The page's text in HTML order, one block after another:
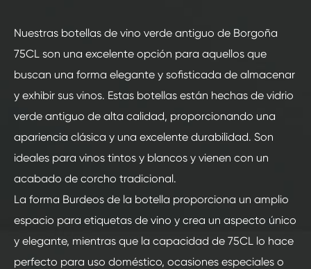
Nuestras botellas de vino verde antiguo de Borgoña
75CL son una excelente opción para aquellos que
buscan una forma elegante y sofisticada de almacenar
y exhibir sus vinos. Estas botellas están hechas de vidrio
verde antiguo de alta calidad, proporcionando una
apariencia clásica y una excelente durabilidad. Son
ideales para vinos tintos y blancos y vienen con un
acabado de corcho tradicional.
La forma Burdeos de la botella proporciona un amplio
espacio para etiquetas de vino y crea un aspecto único
y elegante, mientras que la capacidad de 75CL lo hace
perfecto para uso doméstico, ocasiones especiales o